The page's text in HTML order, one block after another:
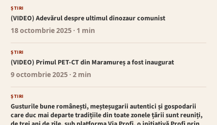
ȘTIRI
(VIDEO) Adevărul despre ultimul dinozaur comunist
18 octombrie 2025 · 1 min
ȘTIRI
(VIDEO) Primul PET-CT din Maramureș a fost inaugurat
9 octombrie 2025 · 2 min
ȘTIRI
Gusturile bune românești, meșteșugarii autentici și gospodarii
care duc mai departe tradițiile din toate zonele țării sunt reuniți,